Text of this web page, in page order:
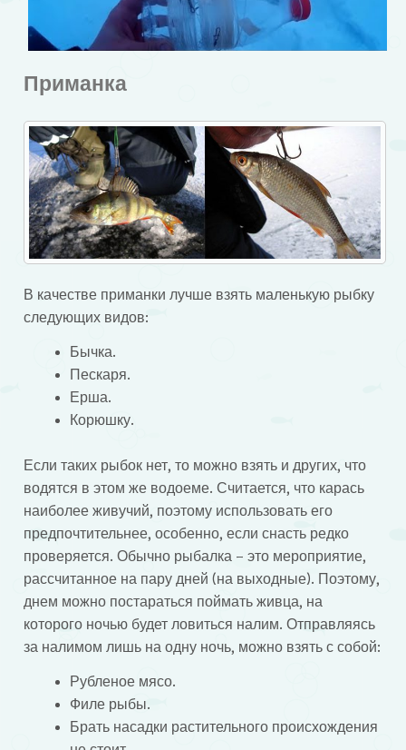
Приманка
В качестве приманки лучше взять маленькую рыбку
следующих видов:
Бычка.
Пескаря.
Ерша.
Корюшку.
Если таких рыбок нет, то можно взять и других, что
водятся в этом же водоеме. Считается, что карась
наиболее живучий, поэтому использовать его
предпочтительнее, особенно, если снасть редко
проверяется. Обычно рыбалка – это мероприятие,
рассчитанное на пару дней (на выходные). Поэтому,
днем можно постараться поймать живца, на
которого ночью будет ловиться налим. Отправляясь
за налимом лишь на одну ночь, можно взять с собой:
Рубленое мясо.
Филе рыбы.
Брать насадки растительного происхождения